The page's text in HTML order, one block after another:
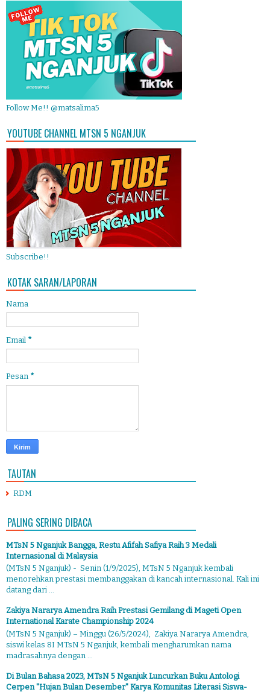
Follow Me!! @matsalima5
YOUTUBE CHANNEL MTSN 5 NGANJUK
Subscribe!!
KOTAK SARAN/LAPORAN
Nama
Email *
Pesan *
TAUTAN
RDM
PALING SERING DIBACA
MTsN 5 Nganjuk Bangga, Restu Afifah Safiya Raih 3 Medali
Internasional di Malaysia
(MTsN 5 Nganjuk) - Senin (1/9/2025), MTsN 5 Nganjuk kembali
menorehkan prestasi membanggakan di kancah internasional. Kali ini
datang dari ...
Zakiya Nararya Amendra Raih Prestasi Gemilang di Mageti Open
International Karate Championship 2024
(MTsN 5 Nganjuk) – Minggu (26/5/2024), Zakiya Nararya Amendra,
siswi kelas 8I MTsN 5 Nganjuk, kembali mengharumkan nama
madrasahnya dengan ...
Di Bulan Bahasa 2023, MTsN 5 Nganjuk Luncurkan Buku Antologi
Cerpen "Hujan Bulan Desember" Karya Komunitas Literasi Siswa-